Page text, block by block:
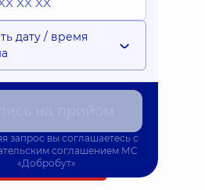
принимает
Запись к врачу
дату / время
запрос вы соглашаетесь с
соглашением МС
«Добробут»